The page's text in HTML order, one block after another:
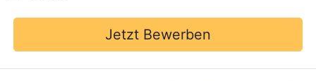
Jetzt Bewerben